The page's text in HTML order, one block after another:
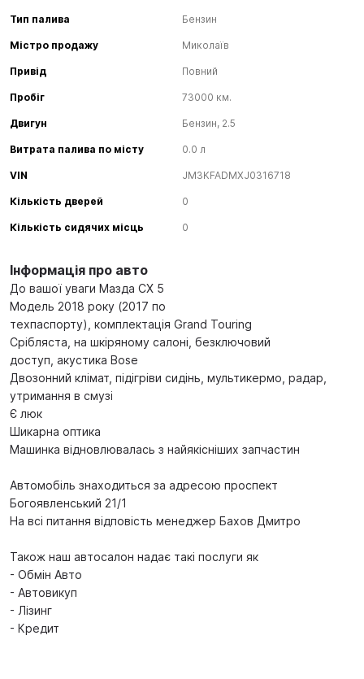
Інформація про авто
До вашої уваги Мазда СХ 5
Модель 2018 року (2017 по
техпаспорту), комплектація Grand Touring
Срібляста, на шкіряному салоні, безключовий
доступ, акустика Bose
Двозонний клімат, підігріви сидінь, мультикермо, радар,
утримання в смузі
Є люк
Шикарна оптика
Машинка відновлювалась з найякісніших запчастин
Автомобіль знаходиться за адресою проспект
Богоявленський 21/1
На всі питання відповість менеджер Бахов Дмитро
Також наш автосалон надає такі послуги як
- Обмін Авто
- Автовикуп
- Лізинг
- Кредит
Тип палива Бензин
Містро продажу Миколаїв
Привід Повний
Пробіг 73000 км.
Двигун Бензин, 2.5
Витрата палива по місту 0.0 л
VIN JM3KFADMXJ0316718
Кількість дверей 0
Кількість сидячих місць 0